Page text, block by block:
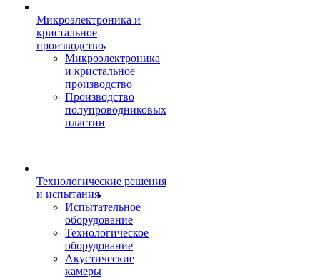
Микроэлектроника и
кристальное
производство
Микроэлектроника
и кристальное
производство
Производство
полупроводниковых
пластин
Технологические решения
и испытания
Испытательное
оборудование
Технологическое
оборудование
Акустические
камеры